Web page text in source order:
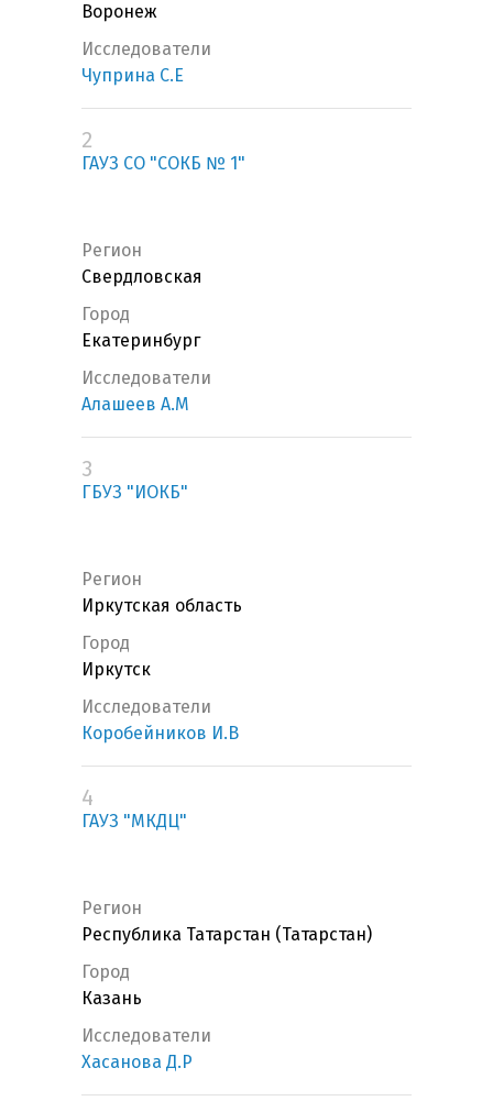
Воронеж
Исследователи
Чуприна С.Е
2
ГАУЗ СО "СОКБ № 1"
Регион
Свердловская
Город
Екатеринбург
Исследователи
Алашеев А.М
3
ГБУЗ "ИОКБ"
Регион
Иркутская область
Город
Иркутск
Исследователи
Коробейников И.В
4
ГАУЗ "МКДЦ"
Регион
Республика Татарстан (Татарстан)
Город
Казань
Исследователи
Хасанова Д.Р